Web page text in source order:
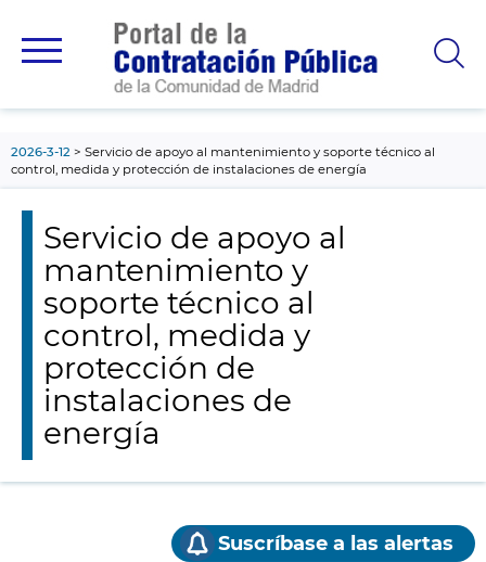
principal
2026-3-12
Servicio de apoyo al mantenimiento y soporte técnico al
control, medida y protección de instalaciones de energía
Servicio de apoyo al
mantenimiento y
soporte técnico al
control, medida y
protección de
instalaciones de
energía
Suscríbase a las alertas